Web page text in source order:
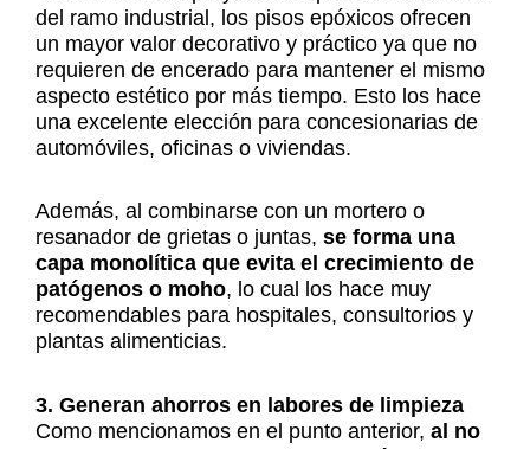
del ramo industrial, los pisos epóxicos ofrecen
un mayor valor decorativo y práctico ya que no
requieren de encerado para mantener el mismo
aspecto estético por más tiempo. Esto los hace
una excelente elección para concesionarias de
automóviles, oficinas o viviendas.
Además, al combinarse con un mortero o
resanador de grietas o juntas, se forma una
capa monolítica que evita el crecimiento de
patógenos o moho, lo cual los hace muy
recomendables para hospitales, consultorios y
plantas alimenticias.
3. Generan ahorros en labores de limpieza
Como mencionamos en el punto anterior, al no